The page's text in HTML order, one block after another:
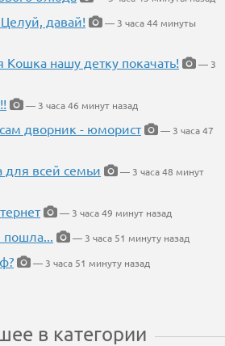
Целуй, давай!
— 3 часа 44 минуты
Кошка нашу детку покачать!
— 3
— 3 часа 46 минут назад
дворник - юморист
— 3 часа 47
всей семьи
— 3 часа 48 минут
— 3 часа 49 минут назад
— 3 часа 51 минуту назад
— 3 часа 51 минуту назад
в категории